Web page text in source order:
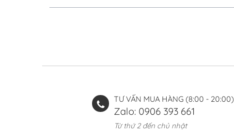
TƯ VẤN MUA HÀNG (8:00 - 20:00)
Zalo: 0906 393 661
Từ thứ 2 đến chủ nhật